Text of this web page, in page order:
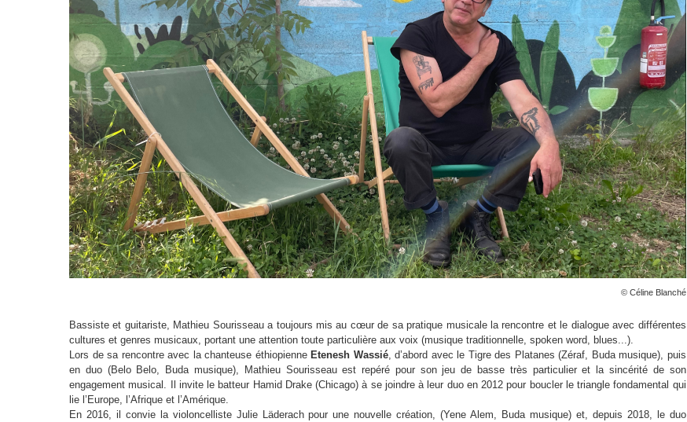
© Céline Blanché
Bassiste et guitariste, Mathieu Sourisseau a toujours mis au cœur de sa pratique musicale la rencontre et le dialogue avec différentes
cultures et genres musicaux, portant une attention toute particulière aux voix (musique traditionnelle, spoken word, blues...).
Lors de sa rencontre avec la chanteuse éthiopienne Etenesh Wassié, d’abord avec le Tigre des Platanes (Zéraf, Buda musique), puis
en duo (Belo Belo, Buda musique), Mathieu Sourisseau est repéré pour son jeu de basse très particulier et la sincérité de son
engagement musical. Il invite le batteur Hamid Drake (Chicago) à se joindre à leur duo en 2012 pour boucler le triangle fondamental qui
lie l’Europe, l’Afrique et l’Amérique.
En 2016, il convie la violoncelliste Julie Läderach pour une nouvelle création, (Yene Alem, Buda musique) et, depuis 2018, le duo